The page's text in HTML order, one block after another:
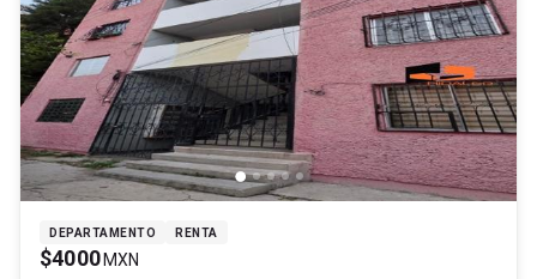
DEPARTAMENTO RENTA
$4000 MXN